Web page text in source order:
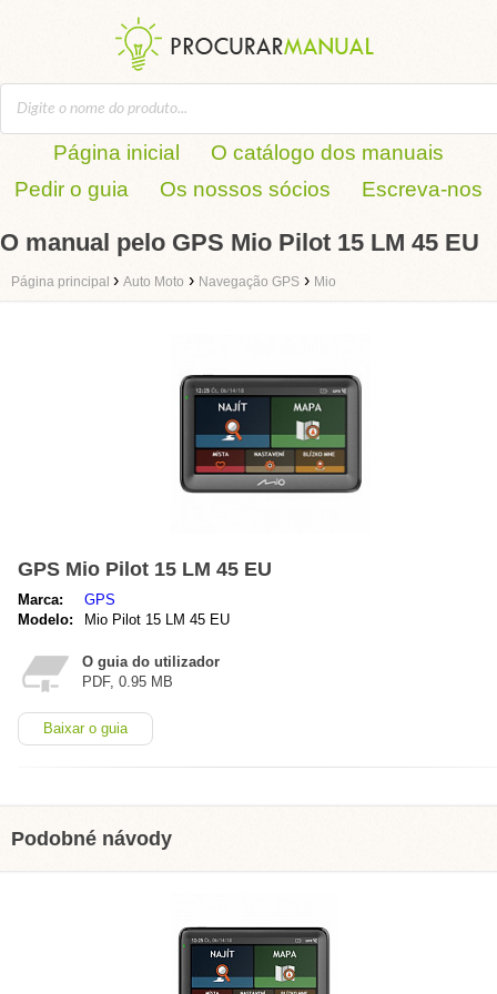
Página inicial
O catálogo dos manuais
Pedir o guia
Os nossos sócios Escreva-nos
O manual pelo GPS Mio Pilot 15 LM 45 EU
Página principal › Auto Moto › Navegação GPS › Mio
GPS Mio Pilot 15 LM 45 EU
Marca:
GPS
Modelo:
Mio Pilot 15 LM 45 EU
O guia do utilizador
PDF, 0.95 MB
Baixar o guia
Podobné návody